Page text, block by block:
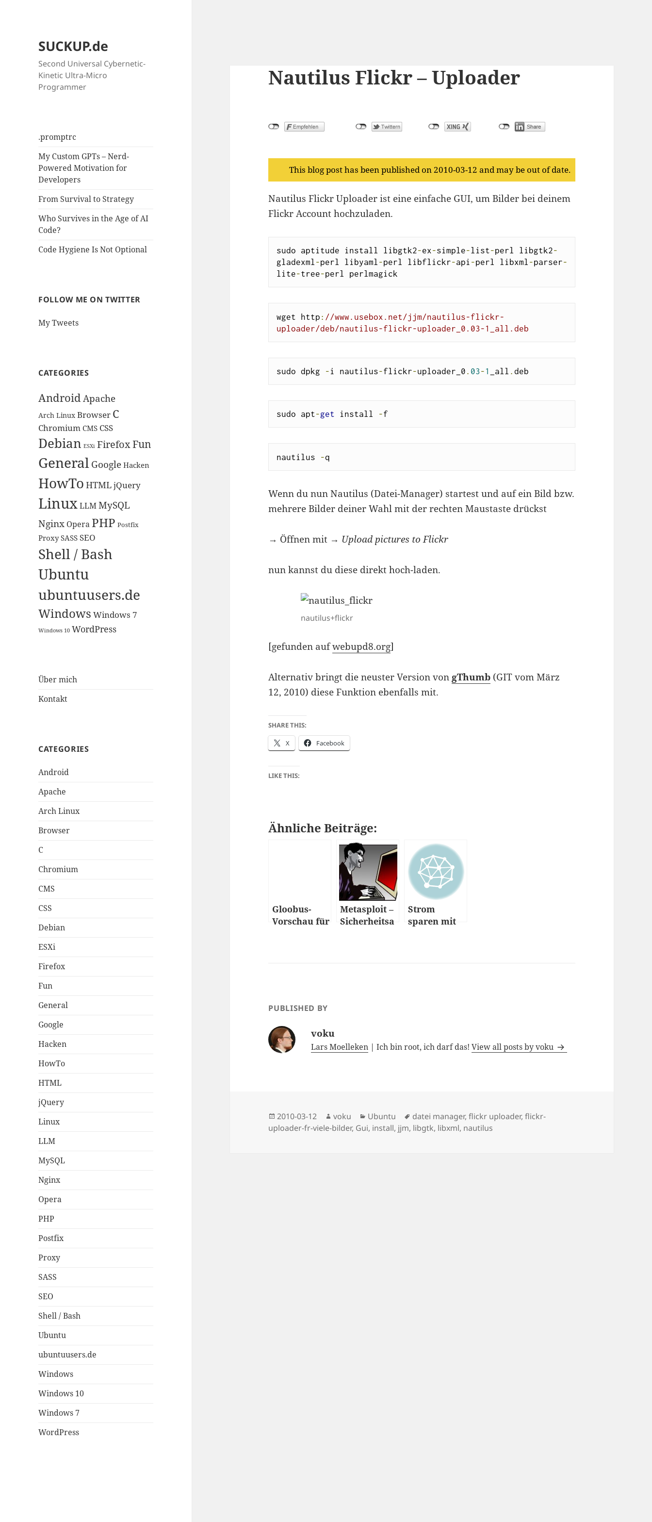
SUCKUP.de
Second Universal Cybernetic-
Kinetic Ultra-Micro
Programmer
.promptrc
My Custom GPTs – Nerd-
Powered Motivation for
Developers
From Survival to Strategy
Who Survives in the Age of AI
Code?
Code Hygiene Is Not Optional
FOLLOW ME ON TWITTER
My Tweets
CATEGORIES
AndroidApache
Arch Linux Browser C
Chromium CMS CSS
Debian ESXi FirefoxFun
GeneralGoogle Hacken
HowTo HTMLjQuery
LinuxLLMMySQL
Nginx Opera PHP Postfix
Proxy SASS SEO
Shell / Bash
Ubuntu
ubuntuusers.de
Windows Windows 7
Windows 10 WordPress
Über mich
Kontakt
CATEGORIES
Android
Apache
Arch Linux
Browser
C
Chromium
CMS
CSS
Debian
ESXi
Firefox
Fun
General
Google
Hacken
HowTo
HTML
jQuery
Linux
LLM
MySQL
Nginx
Opera
PHP
Postfix
Proxy
SASS
SEO
Shell / Bash
Ubuntu
ubuntuusers.de
Windows
Windows 10
Windows 7
WordPress
Nautilus Flickr – Uploader
This blog post has been published on 2010-03-12 and may be out of date.
Nautilus Flickr Uploader ist eine einfache GUI, um Bilder bei deinem
Flickr Account hochzuladen.
sudo aptitude install libgtk2-ex-simple-list-perl libgtk2-
gladexml -perl libyaml -perl libflickr-api -perl libxml -parser-
lite-tree-perl perlmagick
wget http : //www.usebox.net/jjm/nautilus-flickr-
uploader/deb/nautilus-flickr-uploader_0.03-1_all.deb
sudo dpkg - i nautilus-flickr-uploader_0 . 03 -1 _all . deb
sudo apt-get install -f
nautilus -q
Wenn du nun Nautilus (Datei-Manager) startest und auf ein Bild bzw.
mehrere Bilder deiner Wahl mit der rechten Maustaste drückst
→ Öffnen mit → Upload pictures to Flickr
nun kannst du diese direkt hoch-laden.
nautilus+flickr
[gefunden aufwebupd8.org]
Alternativ bringt die neuster Version von gThumb (GIT vom März
12, 2010) diese Funktion ebenfalls mit.
SHARE THIS:
X Facebook
LIKE THIS:
Ähnliche Beiträge:
Gloobus-
Vorschau für
Metasploit –
Sicherheitsa
Strom
sparen mit
PUBLISHED BY
voku
Lars Moelleken | Ich bin root, ich darf das!View all posts by voku
Posted
on
2010-03-12 Author
voku Categories
Ubuntu Tags
datei manager,flickr uploader,flickr-
uploader-fr-viele-bilder, Gui, install, jjm, libgtk, libxml, nautilus